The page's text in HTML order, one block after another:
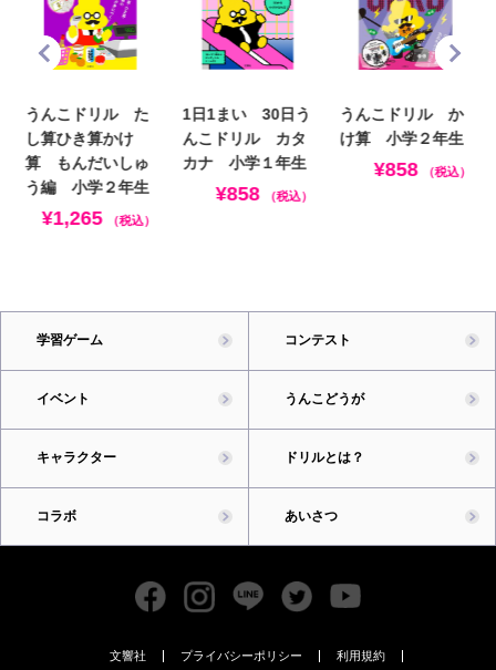
うんこドリル た
し算ひき算かけ
算 もんだいしゅ
う編 小学２年生
¥1,265 （税込）
1日1まい 30日う
んこドリル カタ
カナ 小学１年生
¥858 （税込）
うんこドリル か
け算 小学２年生
¥858 （税込）
学習ゲーム コンテスト
イベント うんこどうが
キャラクター ドリルとは？
コラボ あいさつ
文響社 プライバシーポリシー 利用規約